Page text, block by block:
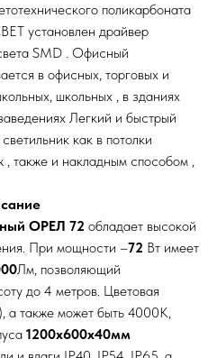
поликарбоната
установлен драйвер
SMD . Офисный
в офисных, торговых и
школьных , в зданиях
Легкий и быстрый
как в потолки
также и накладным способом ,
ОРЕЛ 72 обладает высокой
При мощности –72 Вт имеет
Лм, позволяющий
до 4 метров. Цветовая
а также может быть 4000К,
1200х600х40мм